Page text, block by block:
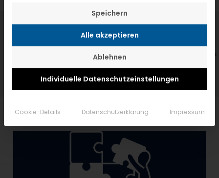
7. Juli 2026
VTL hat neuen Aufsichtsrat gewählt
Speichern
Alle akzeptieren
Ablehnen
Individuelle Datenschutzeinstellungen
Cookie-Details Datenschutzerklärung Impressum